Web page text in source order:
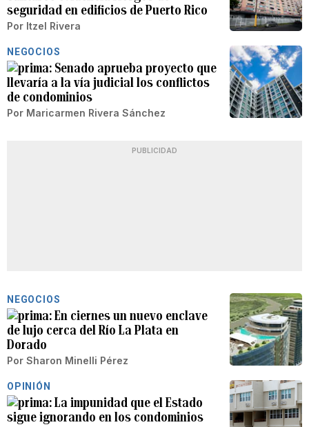
seguridad en edificios de Puerto Rico
Por Itzel Rivera
NEGOCIOS
Senado aprueba proyecto que
llevaría a la vía judicial los conflictos
de condominios
Por Maricarmen Rivera Sánchez
PUBLICIDAD
NEGOCIOS
En ciernes un nuevo enclave
de lujo cerca del Río La Plata en
Dorado
Por Sharon Minelli Pérez
OPINIÓN
La impunidad que el Estado
sigue ignorando en los condominios